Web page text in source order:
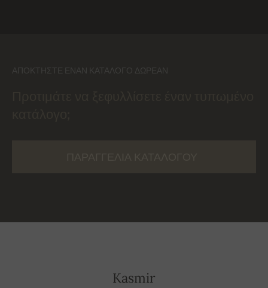
ΑΠΟΚΤΉΣΤΕ ΈΝΑΝ ΚΑΤΆΛΟΓΟ ΔΩΡΕΆΝ
Kasmir